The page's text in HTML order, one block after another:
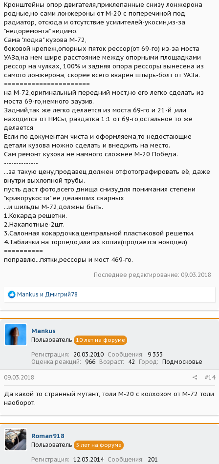
Кронштейны опор двигателя,приклепанные снизу лонжерона
родные,но сами лонжероны от М-20 с поперечиной под
радиатор, отсюда и отсутствие усилителей-укосин,из-за
"недоремонта" видимо.
Сама "лодка" кузова М-72,
боковой крепеж,опорных пяток рессор(от 69-го) из-за моста
УАЗа,на нем шире расстояние между опорными площадками
рессор на чулках, 100% и задняя опора рессоры вынесена из
самого лонжерона, скорее всего вварен штырь-болт от УАЗа.
======================
на М-72,оригинальный передний мост,но его легко сделать из
моста 69-го,немного заузив.
Задний,так же легко делается из моста 69-го и 21-й ,или
находится от НИСы, раздатка 1:1 от 69-го,остальное то же
делается
Если по документам чиста и оформляема,то недостающие
детали кузова можно сделать и внедрить на место.
Сам ремонт кузова не намного сложнее М-20 Победа.
--------------
...за такую цену,продавец должен отфотографировать её, даже
внутри выхлопной трубы.
пусть даст фото,всего днища снизу,для понимания степени
"криворукости" ее делавших сварных
...и шильды М-72,должны быть.
1.Кокарда решетки.
2.Накапотные-2шт.
3.Салонная кокардочка,центральной пластиковой решетки.
4.Таблички на торпедо,или их копия(продается новодел)
==========
поправлю...пятки,рессоры и мост 469-го.
Последнее редактирование: 09.03.2018
Р
а
к
ц
и
и
Mankus и Дмитрий78
Mankus
Пользователь 10 лет на форуме
Регистрация 20.03.2010 Сообщения
9 353
Оценка реакций
966 Возраст 42 Город Подмосковье
09.03.2018 #14
Да какой то странный мутант, толи М-20 с колхозом от М-72 толи
наоборот.
Roman918
Пользователь 5 лет на форуме
Регистрация 12.03.2014 Сообщения
201